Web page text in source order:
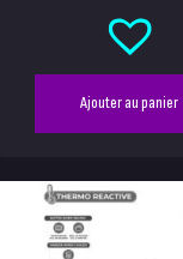
Ajouter au panier